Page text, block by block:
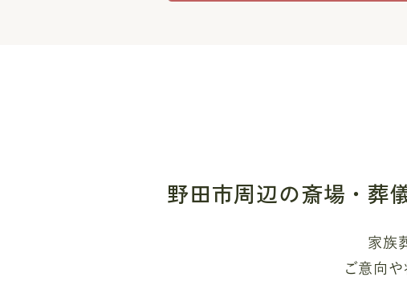
野田市周辺の斎場・葬
家族
ご意向